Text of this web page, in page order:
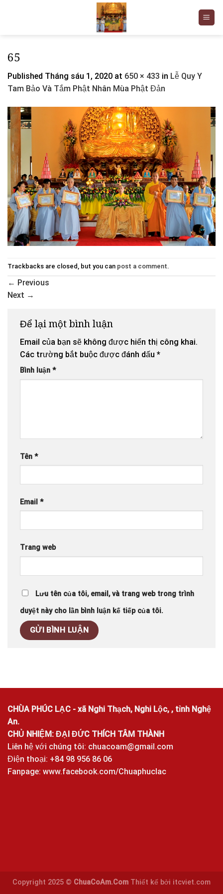
65
Published Tháng sáu 1, 2020 at 650 × 433 in Lễ Quy Y
Tam Bảo Và Tắm Phật Nhân Mùa Phật Đản
Trackbacks are closed, but you can post a comment.
← Previous
Next →
Để lại một bình luận
Email của bạn sẽ không được hiển thị công khai.
Các trường bắt buộc được đánh dấu *
Bình luận *
Tên *
Email *
Trang web
Lưu tên của tôi, email, và trang web trong trình
duyệt này cho lần bình luận kế tiếp của tôi.
CHÙA PHÚC LẠC - xã Nghi Thạch, Nghi Lộc, , tỉnh Nghệ
An.
CHỦ NHIỆM: ĐẠI ĐỨC THÍCH TÂM THÀNH
Liên hệ với chúng tôi: chuacoam@gmail.com
Điện thoại: +84 98 956 86 06
Fanpage: www.facebook.com/Chuaphuclac
Copyright 2025 © ChuaCoAm.Com Thiết kế bởi itcviet.com